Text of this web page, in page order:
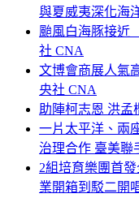
與夏威夷深化海
颱風白海豚接近
社 CNA
文博會商展人氣
央社 CNA
助陣柯志恩 洪孟
一片太平洋、兩
治理合作 臺美聯
2組培育樂團首
業開箱到駁二開